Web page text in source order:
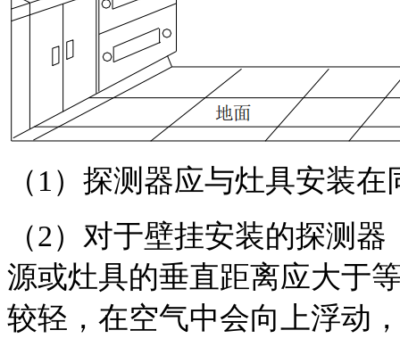
（1）探测器应与灶具安装
（2）对于壁挂安装的探测
源或灶具的垂直距离应大于
较轻，在空气中会向上浮动